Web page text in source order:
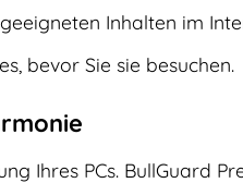
Inhalten im
bevor Sie sie besuchen.
Ihres PCs. BullGuard